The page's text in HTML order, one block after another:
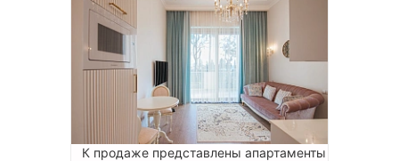
К продаже представлены апартаменты